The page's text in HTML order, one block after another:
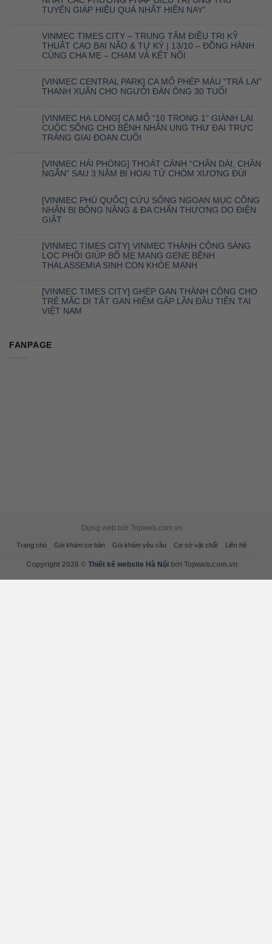
TUYẾN GIÁP HIỆU QUẢ NHẤT HIỆN NAY”
VINMEC TIMES CITY – TRUNG TÂM ĐIỀU TRỊ KỸ
THUẬT CAO BẠI NÃO & TỰ KỶ | 13/10 – ĐỒNG HÀNH
CÙNG CHA MẸ – CHẠM VÀ KẾT NỐI
[VINMEC CENTRAL PARK] CA MỔ PHÉP MÀU “TRẢ LẠI”
THANH XUÂN CHO NGƯỜI ĐÀN ÔNG 30 TUỔI
[VINMEC HẠ LONG] CA MỔ “10 TRONG 1” GIÀNH LẠI
CUỘC SỐNG CHO BỆNH NHÂN UNG THƯ ĐẠI TRỰC
TRÀNG GIAI ĐOẠN CUỐI
[VINMEC HẢI PHÒNG] THOÁT CẢNH “CHÂN DÀI, CHÂN
NGẮN” SAU 3 NĂM BỊ HOẠI TỬ CHỎM XƯƠNG ĐÙI
[VINMEC PHÚ QUỐC] CỨU SỐNG NGOẠN MỤC CÔNG
NHÂN BỊ BỎNG NẶNG & ĐA CHẤN THƯƠNG DO ĐIỆN
GIẬT
[VINMEC TIMES CITY] VINMEC THÀNH CÔNG SÀNG
LỌC PHÔI GIÚP BỐ MẸ MANG GENE BỆNH
THALASSEMIA SINH CON KHỎE MẠNH
[VINMEC TIMES CITY] GHÉP GAN THÀNH CÔNG CHO
TRẺ MẮC DỊ TẬT GAN HIẾM GẶP LẦN ĐẦU TIÊN TẠI
VIỆT NAM
FANPAGE
Dựng web bởi Topweb.com.vn
Trang chủ Gói khám cơ bản Gói khám yêu cầu Cơ sở vật chất Liên hệ
Copyright 2026 © Thiết kế website Hà Nộibởi Topweb.com.vn